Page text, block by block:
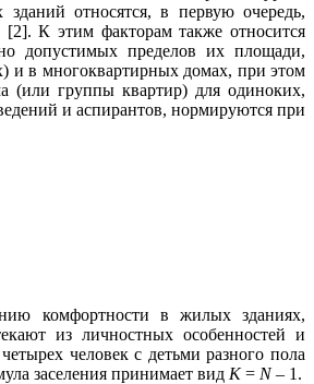
относятся, в первую очередь,
К этим факторам также относится
допустимых пределов их площади,
и в многоквартирных домах, при этом
(или группы квартир) для одиноких,
и аспирантов, нормируются при
комфортности в жилых зданиях,
из личностных особенностей и
человек с детьми разного пола
заселения принимает вид K= N– 1.